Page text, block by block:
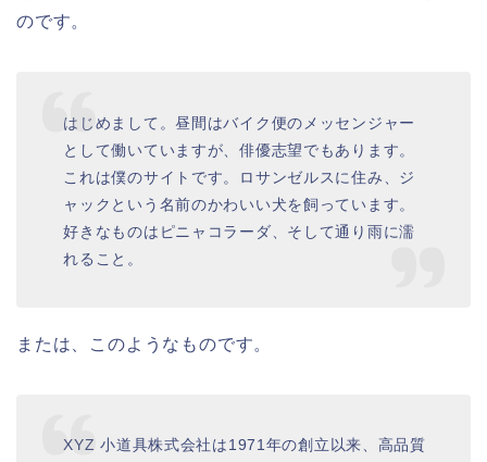
のです。
はじめまして。昼間はバイク便のメッセンジャー
として働いていますが、俳優志望でもあります。
これは僕のサイトです。ロサンゼルスに住み、ジ
ャックという名前のかわいい犬を飼っています。
好きなものはピニャコラーダ、そして通り雨に濡
れること。
または、このようなものです。
XYZ 小道具株式会社は1971年の創立以来、高品質